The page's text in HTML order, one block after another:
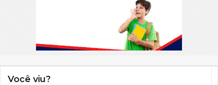
Você viu?